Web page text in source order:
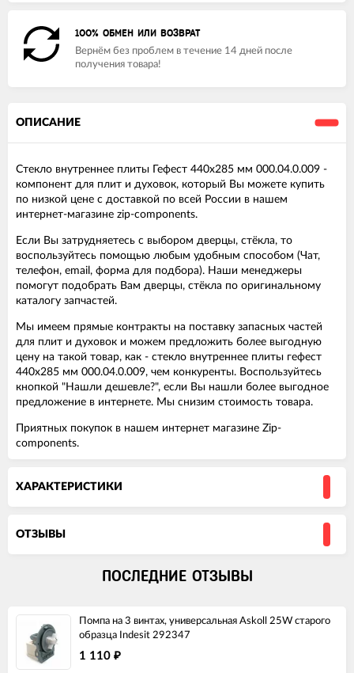
100% ОБМЕН ИЛИ ВОЗВРАТ
Вернём без проблем в течение 14 дней после
получения товара!
ОПИСАНИЕ
Стекло внутреннее плиты Гефест 440x285 мм 000.04.0.009 -
компонент для плит и духовок, который Вы можете купить
по низкой цене с доставкой по всей России в нашем
интернет-магазине zip-components.
Если Вы затрудняетесь с выбором дверцы, стёкла, то
воспользуйтесь помощью любым удобным способом (Чат,
телефон, email, форма для подбора). Наши менеджеры
помогут подобрать Вам дверцы, стёкла по оригинальному
каталогу запчастей.
Мы имеем прямые контракты на поставку запасных частей
для плит и духовок и можем предложить более выгодную
цену на такой товар, как - стекло внутреннее плиты гефест
440x285 мм 000.04.0.009, чем конкуренты. Воспользуйтесь
кнопкой "Нашли дешевле?", если Вы нашли более выгодное
предложение в интернете. Мы снизим стоимость товара.
Приятных покупок в нашем интернет магазине Zip-
components.
ХАРАКТЕРИСТИКИ
ОТЗЫВЫ
ПОСЛЕДНИЕ ОТЗЫВЫ
Помпа на 3 винтах, универсальная Askoll 25W старого
образца Indesit 292347
1 110 ₽